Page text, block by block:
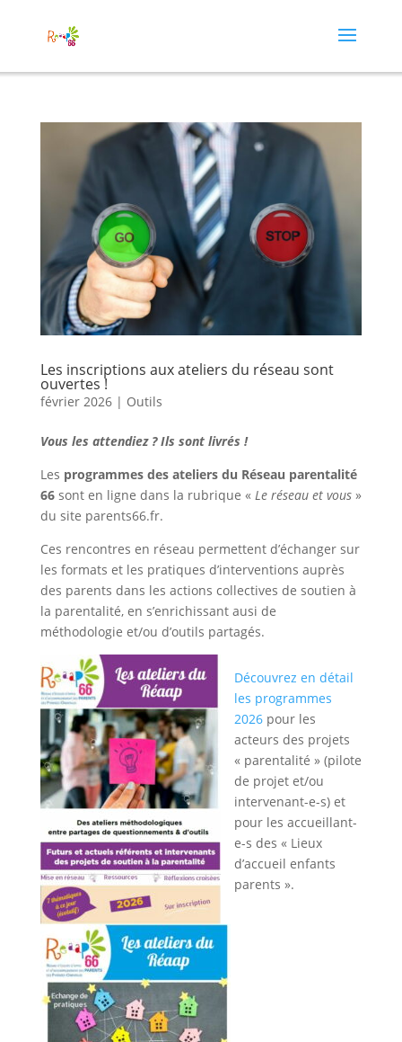
Les inscriptions aux ateliers du réseau sont
ouvertes !
février 2026| Outils
Vous les attendiez ? Ils sont livrés !
Les programmes des ateliers du Réseau parentalité
66sont en ligne dans la rubrique « Le réseau et vous»
du site parents66.fr.
Ces rencontres en réseau permettent d’échanger sur
les formats et les pratiques d’interventions auprès
des parents dans les actions collectives de soutien à
la parentalité, en s’enrichissant ausi de
méthodologie et/ou d’outils partagés.
Découvrez en détail
les programmes
2026pour les
acteurs des projets
« parentalité » (pilote
de projet et/ou
intervenant-e-s) et
pour les accueillant-
e-s des « Lieux
d’accueil enfants
parents ».